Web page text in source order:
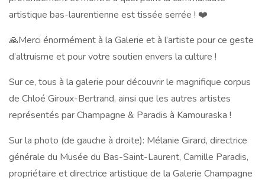
artistique bas-laurentienne est tissée serrée ! ❤️
🙏Merci énormément à la Galerie et à l’artiste pour ce geste
d’altruisme et pour votre soutien envers la culture !
Sur ce, tous à la galerie pour découvrir le magnifique corpus
de Chloé Giroux-Bertrand, ainsi que les autres artistes
représentés par Champagne & Paradis à Kamouraska !
Sur la photo (de gauche à droite): Mélanie Girard, directrice
générale du Musée du Bas-Saint-Laurent, Camille Paradis,
propriétaire et directrice artistique de la Galerie Champagne